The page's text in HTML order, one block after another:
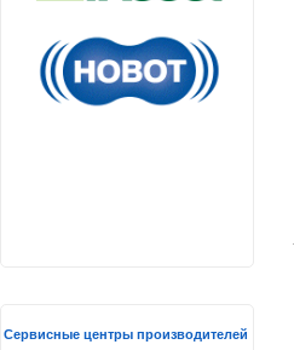
Сервисные центры производителей